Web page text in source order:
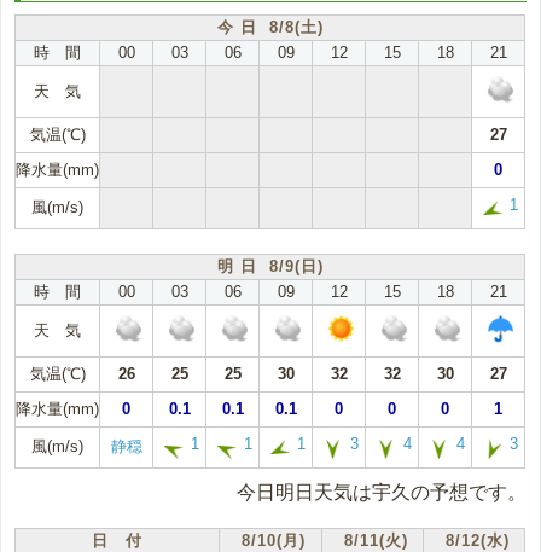
今 日 8/8(土)
時 間
00 03 06 09 12 15 18 21
天 気
気温(℃)
27
降水量(mm)
0
風(m/s) 1
明 日 8/9(日)
時 間
00 03 06 09 12 15 18 21
天 気
気温(℃) 26 25 25 30 32 32 30
27
降水量(mm)
0 0.1 0.1 0.1 0 0 0 1
風(m/s) 静穏 1 1 1 3 4 4 3
今日明日天気は宇久の予想です。
日 付 8/10(月) 8/11(火) 8/12(水)